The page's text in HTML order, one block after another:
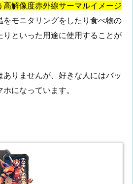
高解像度赤外線サーマルイメージ
をモニタリングをしたり食べ物の
りといった用途に使用することが
りませんが、好きな人にはバッ
になっています。